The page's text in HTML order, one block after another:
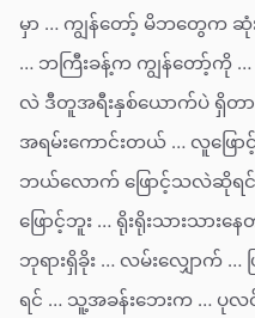
မှာ … ကျွန်တော့် မိဘတွေက ဆုံ
… ဘကြီးခန့်က ကျွန်တော့်ကို
လဲ ဒီတူအရီးနှစ်ယောက်ပဲ ရှိတာ
အရမ်းကောင်းတယ် … လူဖြေ
ဘယ်လောက် ဖြောင့်သလဲဆိုရ
ဖြောင့်ဘူး … ရိုးရိုးသားသား
ဘုရားရှိခိုး … လမ်းလျှောက် …
ရင် … သူ့အခန်းဘေးက … ပုလ